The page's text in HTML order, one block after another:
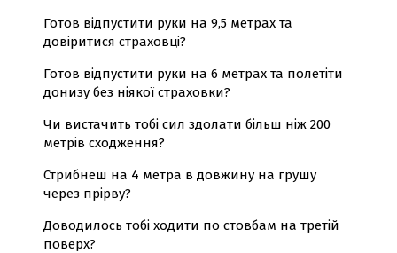
Готов відпустити руки на 9,5 метрах та
довіритися страховці?
Готов відпустити руки на 6 метрах та полетіти
донизу без ніякої страховки?
Чи вистачить тобі сил здолати більш ніж 200
метрів сходження?
Стрибнеш на 4 метра в довжину на грушу
через прірву?
Доводилось тобі ходити по стовбам на третій
поверх?